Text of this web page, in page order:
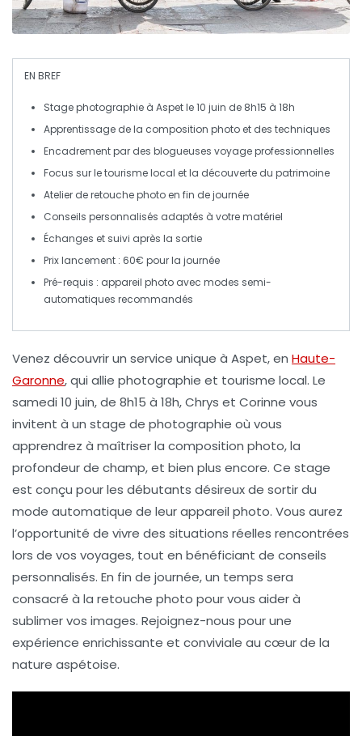
EN BREF
Stage photographie à Aspet le 10 juin de 8h15 à 18h
Apprentissage de la composition photo et des techniques
Encadrement par des blogueuses voyageprofessionnelles
Focus sur letourisme local et la découverte du patrimoine
Atelier deretouche photo en fin de journée
Conseils personnalisés adaptés à votrematériel
Échanges et suivi après la sortie
Prix lancement : 60€ pour la journée
Pré-requis : appareil photo avec modes semi-
automatiques recommandés
Venez découvrir un service unique à Aspet, en Haute-
Garonne, qui allie photographie et tourisme local. Le
samedi 10 juin, de 8h15 à 18h, Chrys et Corinne vous
invitent à un stage de photographie où vous
apprendrez à maîtriser la composition photo, la
profondeur de champ, et bien plus encore. Ce stage
est conçu pour les débutants désireux de sortir du
mode automatique de leur appareil photo. Vous aurez
l’opportunité de vivre des situations réelles rencontrées
lors de vos voyages, tout en bénéficiant de conseils
personnalisés. En fin de journée, un temps sera
consacré à la retouche photo pour vous aider à
sublimer vos images. Rejoignez-nous pour une
expérience enrichissante et conviviale au cœur de la
nature aspétoise.